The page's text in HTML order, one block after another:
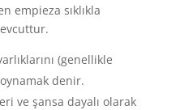
empieza sıklıkla
(genellikle
denir.
ve şansa dayalı olarak